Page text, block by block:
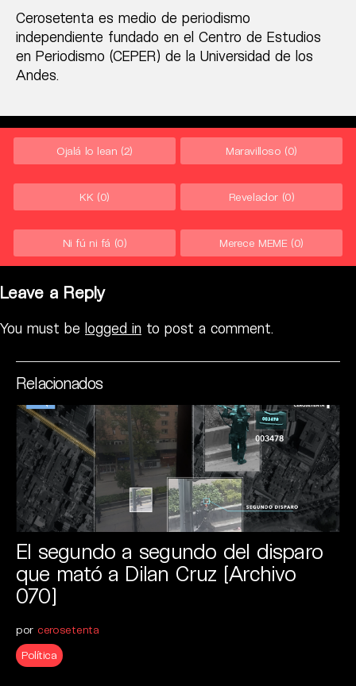
Cerosetenta es medio de periodismo
independiente fundado en el Centro de Estudios
en Periodismo (CEPER) de la Universidad de los
Andes.
Ojalá lo lean (2) Maravilloso (0)
KK (0) Revelador (0)
Ni fú ni fá (0) Merece MEME (0)
Leave a Reply
You must be logged in to post a comment.
Relacionados
El segundo a segundo del disparo
que mató a Dilan Cruz [Archivo
070]
por cerosetenta
Política